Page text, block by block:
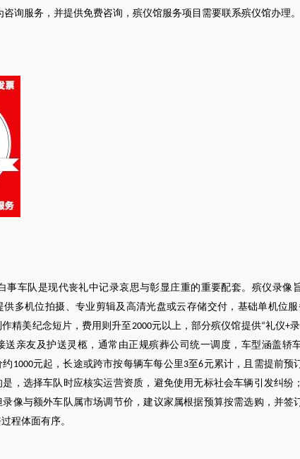
询服务，并提供免费咨询，殡仪馆服务项目需要联系殡仪馆办理。
事车队是现代丧礼中记录哀思与彰显庄重的重要配套。殡仪录像
多机位拍摄、专业剪辑及高清光盘或云存储交付，基础单机位
精美纪念短片，费用则升至2000元以上，部分殡仪馆提供“礼仪+
送亲友及护送灵柩，通常由正规殡葬公司统一调度，车型涵盖轿
约 1000元起，长途或跨市按每辆车每公里 3至6元累计，且需提前预
，选择车队时应核实运营资质，避免使用无标社会车辆引发纠纷
像与额外车队属市场调节价，建议家属根据预算按需选购，并签
程体面有序。